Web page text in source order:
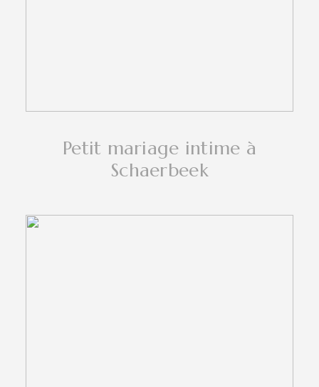
Petit mariage intime à
Schaerbeek